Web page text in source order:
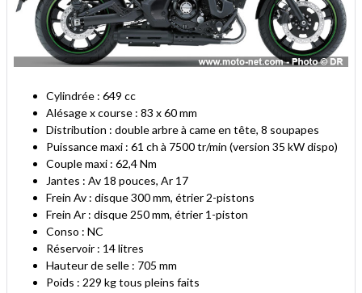
Cylindrée : 649 cc
Alésage x course : 83 x 60 mm
Distribution : double arbre à came en tête, 8 soupapes
Puissance maxi : 61 ch à 7500 tr/min (version 35 kW dispo)
Couple maxi : 62,4 Nm
Jantes : Av 18 pouces, Ar 17
Frein Av : disque 300 mm, étrier 2-pistons
Frein Ar : disque 250 mm, étrier 1-piston
Conso : NC
Réservoir : 14 litres
Hauteur de selle : 705 mm
Poids : 229 kg tous pleins faits